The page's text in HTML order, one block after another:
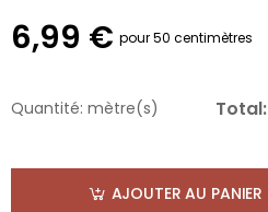
6,99 € pour 50 centimètres
Quantité: mètre(s) Total:
AJOUTER AU PANIER